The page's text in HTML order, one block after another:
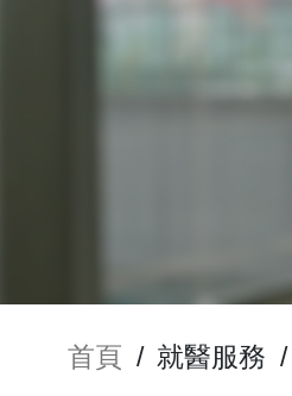
首頁 / 就醫服務 /